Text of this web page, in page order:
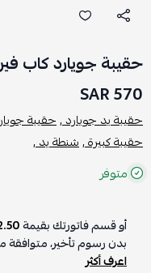
حقيبة جويارد كاب
570 SAR
حقيبة يد جويارد ,حقيبة
حقيبة كبيرة ,شنطة يد ,
متوفر
أو قسم فاتورتك بقيمة
بدون رسوم تأخير، متوافقة
اعرف أكثر